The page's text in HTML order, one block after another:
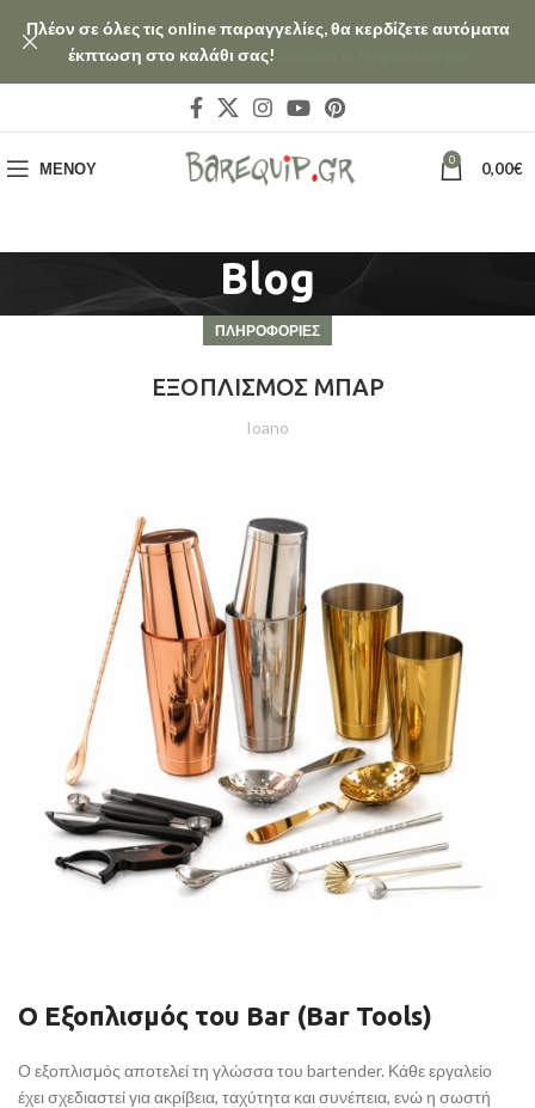
ΜΕΝΟΎ 0 0,00€
Blog
ΠΛΗΡΟΦΟΡΙΕΣ
ΕΞΟΠΛΙΣΜΟΣ ΜΠΑΡ
Ioano
Ο Εξοπλισμός του Bar (Bar Tools)
Ο εξοπλισμός αποτελεί τη γλώσσα του bartender. Κάθε εργαλείο
έχει σχεδιαστεί για ακρίβεια, ταχύτητα και συνέπεια, ενώ η σωστή
Πλέον σε όλες τις online παραγγελίες, θα κερδίζετε αυτόματα
έκπτωση στο καλάθι σας!